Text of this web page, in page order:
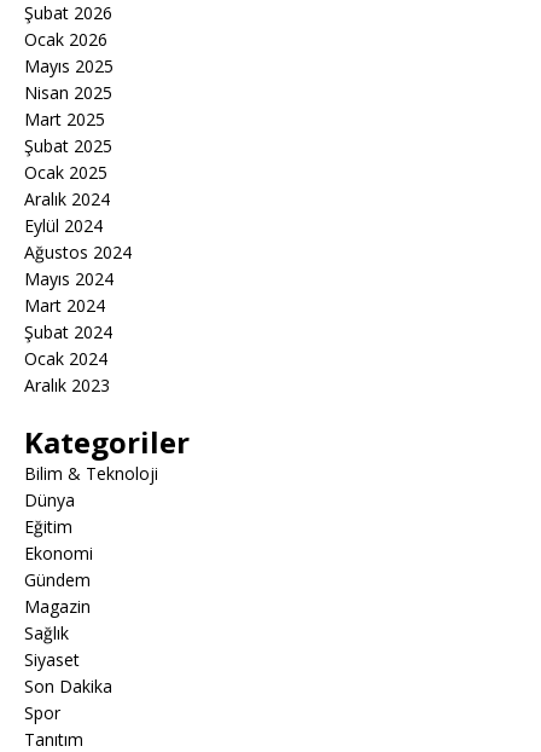
Şubat 2026
Ocak 2026
Mayıs 2025
Nisan 2025
Mart 2025
Şubat 2025
Ocak 2025
Aralık 2024
Eylül 2024
Ağustos 2024
Mayıs 2024
Mart 2024
Şubat 2024
Ocak 2024
Aralık 2023
Kategoriler
Bilim & Teknoloji
Dünya
Eğitim
Ekonomi
Gündem
Magazin
Sağlık
Siyaset
Son Dakika
Spor
Tanıtım